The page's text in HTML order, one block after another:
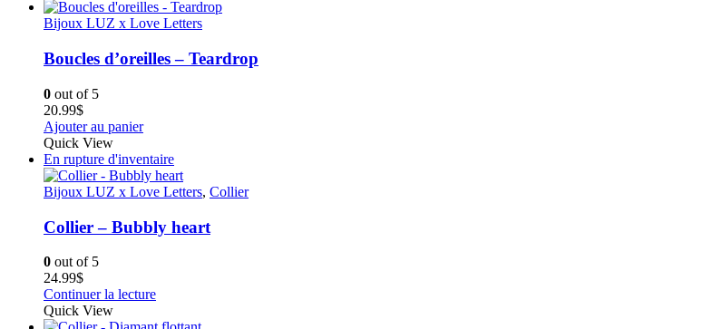
Bijoux LUZ x Love Letters
Boucles d’oreilles – Teardrop
0 out of 5
20.99$
Ajouter au panier
Quick View
En rupture d'inventaire
Bijoux LUZ x Love Letters, Collier
Collier – Bubbly heart
0 out of 5
24.99$
Continuer la lecture
Quick View